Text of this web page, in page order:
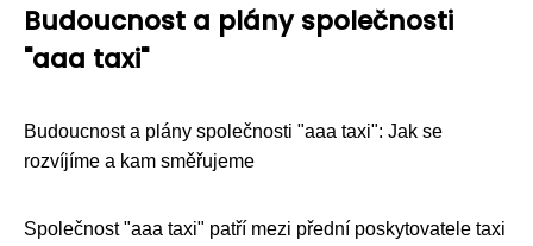
Budoucnost a plány společnosti
"aaa taxi"
Budoucnost a plány společnosti "aaa taxi": Jak se
rozvíjíme a kam směřujeme
Společnost "aaa taxi" patří mezi přední poskytovatele taxi